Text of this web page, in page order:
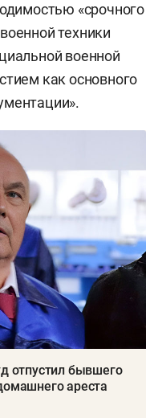
«срочного
техники
военной
как основного
отпустил бывшего
ареста